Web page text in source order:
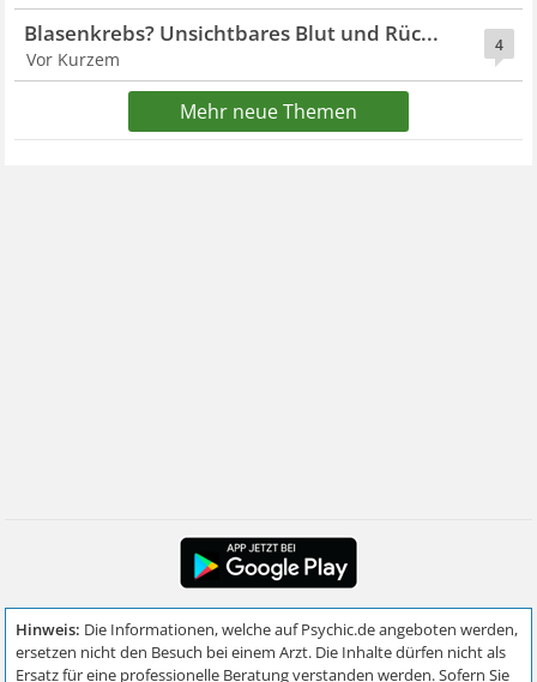
4
Blasenkrebs? Unsichtbares Blut und Rüc...
Vor Kurzem
Mehr neue Themen